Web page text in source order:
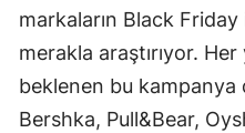
markaların Black
merakla araştırıyor.
beklenen bu kampanya
Bershka, Pull&Bear,